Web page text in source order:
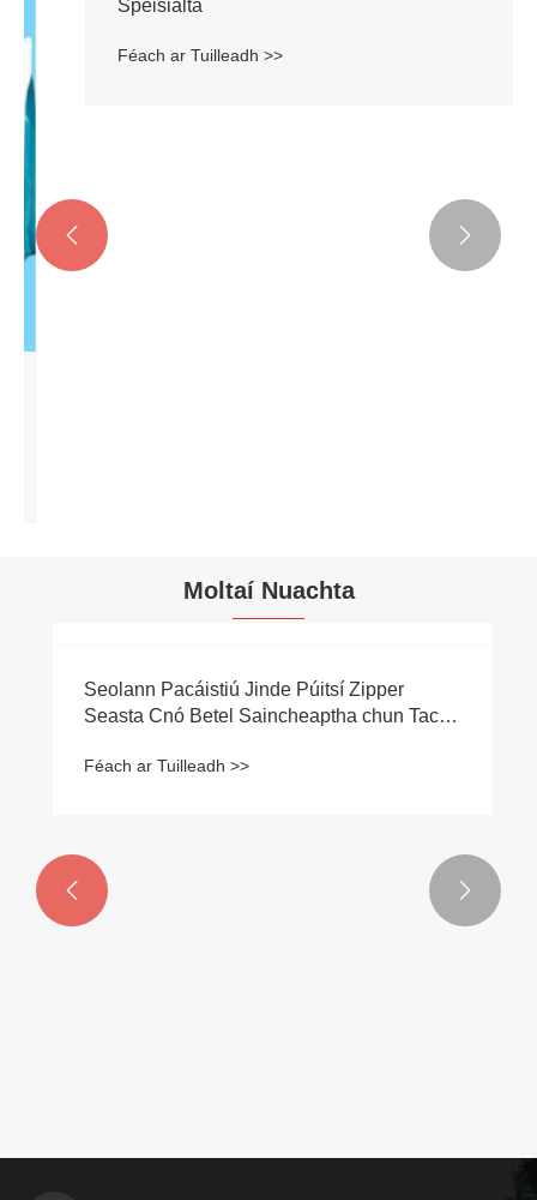
 
Moltaí Nuachta
le hUasghráduithe Pacáistithe Branda Bia